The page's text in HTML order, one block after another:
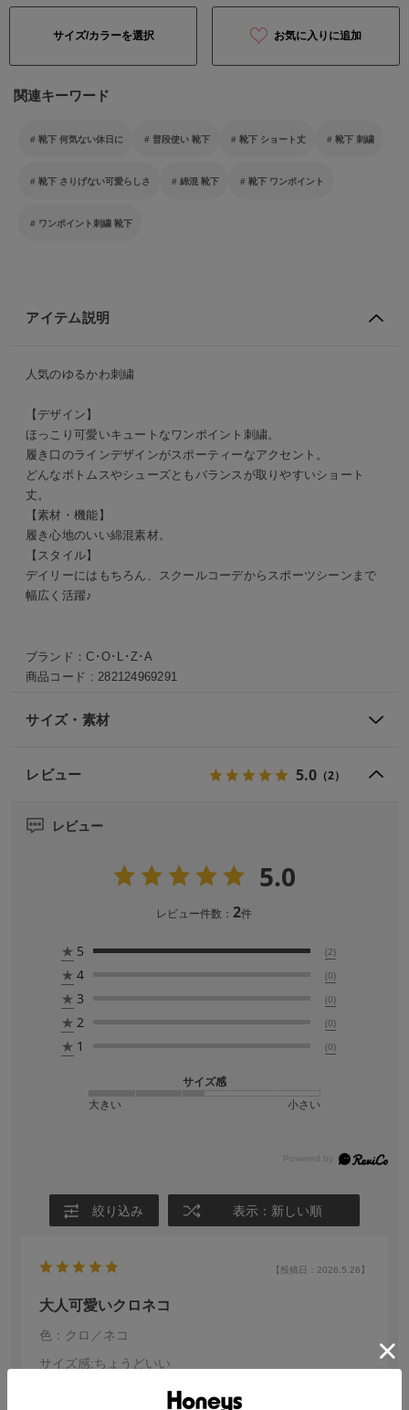
サイズ/カラーを選択 お気に入りに追加
関連キーワード
靴下 何気ない休日に 普段使い 靴下 靴下 ショート丈 靴下 刺繍
靴下 さりげない可愛らしさ 綿混 靴下 靴下 ワンポイント
ワンポイント刺繍 靴下
アイテム説明
人気のゆるかわ刺繍
【デザイン】
ほっこり可愛いキュートなワンポイント刺繍。
履き口のラインデザインがスポーティーなアクセント。
どんなボトムスやシューズともバランスが取りやすいショート
丈。
【素材・機能】
履き心地のいい綿混素材。
【スタイル】
デイリーにはもちろん、スクールコーデからスポーツシーンまで
幅広く活躍♪
ブランド：C･O･L･Z･A
商品コード :282124969291
サイズ・素材
レビュー 5.0 （2）
レビュー
5.0
レビュー件数：2件
★ 5 (2)
★ 4 (0)
★ 3 (0)
★ 2 (0)
★ 1 (0)
サイズ感
大きい
小さい
絞り込み 表示：新しい順
【投稿日：2026.5.26】
大人可愛いクロネコ
色：クロ／ネコ
サイズ感:ちょうどいい